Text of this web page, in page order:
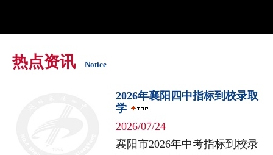
热点资讯 Notice
2026年襄阳四中指标到校录取
学
2026/07/24
襄阳市2026年中考指标到校录